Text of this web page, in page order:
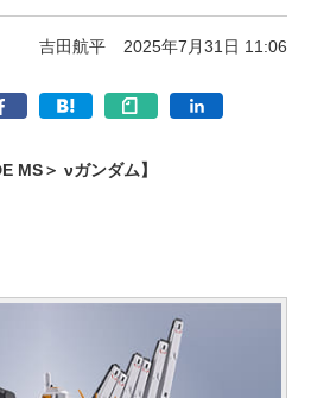
吉田航平 2025年7月31日 11:06
MS＞ νガンダム】